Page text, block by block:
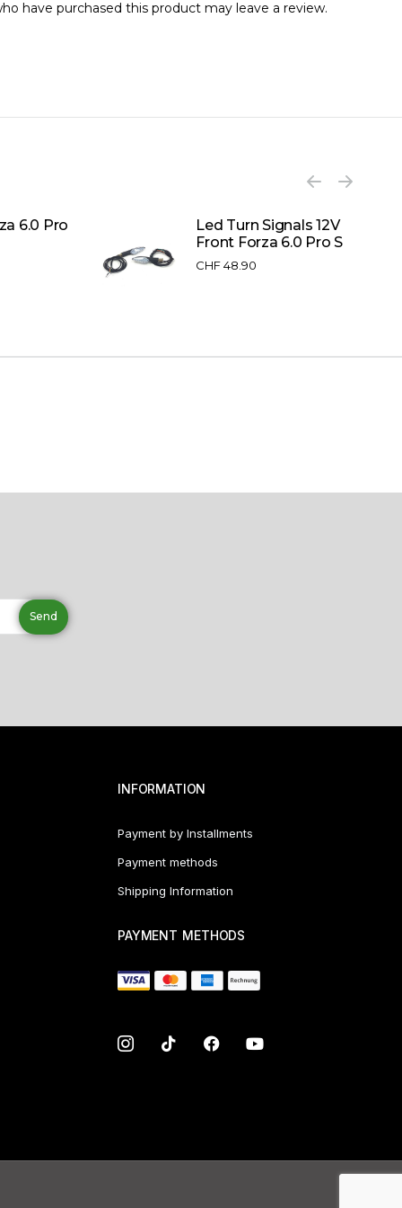
have purchased this product may leave a review.
6.0 Pro
Led Turn Signals 12V
Front Forza 6.0 Pro S
CHF48.90
INFORMATION
Payment by Installments
Payment methods
Shipping Information
PAYMENT METHODS